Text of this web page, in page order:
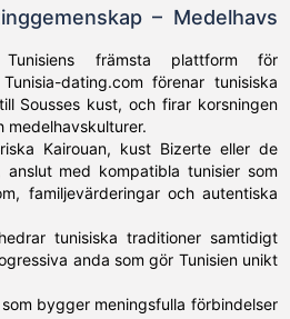
– Medelhavs
främsta plattform för
dating.com förenar tunisiska
Sousses kust, och firar korsningen
medelhavskulturer.
Kairouan, kust Bizerte eller de
med kompatibla tunisier som
familjevärderingar och autentiska
tunisiska traditioner samtidigt
anda som gör Tunisien unikt
bygger meningsfulla förbindelser